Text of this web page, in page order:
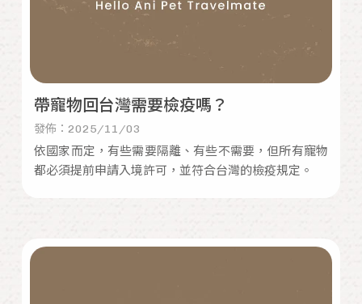
帶寵物回台灣需要檢疫嗎？
發佈：2025/11/03
依國家而定，有些需要隔離、有些不需要，但所有寵物
都必須提前申請入境許可，並符合台灣的檢疫規定。